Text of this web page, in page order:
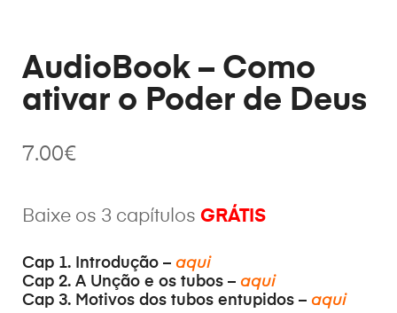
AudioBook – Como
ativar o Poder de Deus
7.00€
Baixe os 3 capítulos GRÁTIS
Cap 1. Introdução – aqui
Cap 2. A Unção e os tubos – aqui
Cap 3. Motivos dos tubos entupidos – aqui